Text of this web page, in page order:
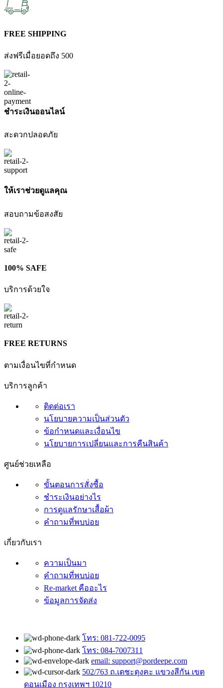
FREE SHIPPING
ส่งฟรีเมื่อยอดถึง 500
ชำระเงินออนไลน์
สะดวกปลอดภัย
ให้เราช่วยดูแลคุณ
สอบถามข้อสงสัย
100% SAFE
บริการด้วยใจ
FREE RETURNS
ตามเงื่อนไขที่กำหนด
บริการลูกค้า
ติดต่อเรา
นโยบายความเป็นส่วนตัว
ข้อกำหนดและเงื่อนไข
นโยบายการเปลี่ยนและการคืนสินค้า
ศูนย์ช่วยเหลือ
ขั้นตอนการสั่งซื้อ
ชำระเงินอย่างไร
การดูแลรักษาเสื้อผ้า
คำถามที่พบบ่อย
เกี่ยวกับเรา
ความเป็นมา
คำถามที่พบบ่อย
Re-market คืออะไร
ข้อมูลการจัดส่ง
โทร: 081-722-0095
โทร: 084-7007311
email: support@pordeepe.com
502/763 ถ.เดชะตุงคะ แขวงสีกัน เขต
ดอนเมือง กรุงเทพฯ 10210